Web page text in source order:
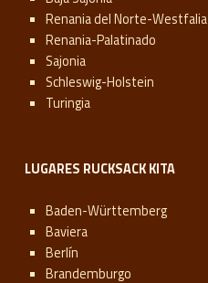
Renania del Norte-Westfalia
Renania-Palatinado
Sajonia
Schleswig-Holstein
Turingia
LUGARES RUCKSACK KITA
Baden-Württemberg
Baviera
Berlín
Brandemburgo